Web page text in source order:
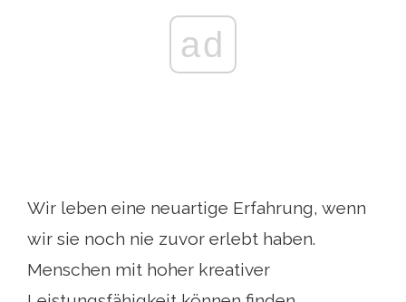
ad
Wir leben eine neuartige Erfahrung, wenn
wir sie noch nie zuvor erlebt haben.
Menschen mit hoher kreativer